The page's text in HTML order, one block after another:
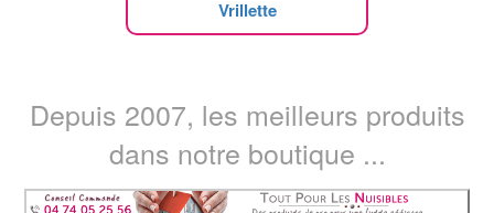
Vrillette
Depuis 2007, les meilleurs produits
dans notre boutique ...